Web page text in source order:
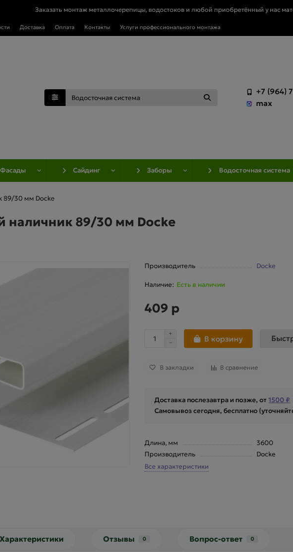
Заказать монтаж металлочерепицы, водостоков и любой приобретённый у нас
Доставка Оплата Контакты Услуги профессионального монтажа
+7 (964)
max
Фасады Сайдинг Заборы Водосточная система
89/30 мм Docke
наличник 89/30 мм Docke
Производитель Docke
Есть в наличии
409 р
В корзину
В закладки В сравнение
Доставка послезавтра и позже, от1500 ₽
Самовывоз сегодня, бесплатно
Длина, мм
3600
Производитель
Docke
Все характеристики
Характеристики Отзывы 0 Вопрос-ответ 0